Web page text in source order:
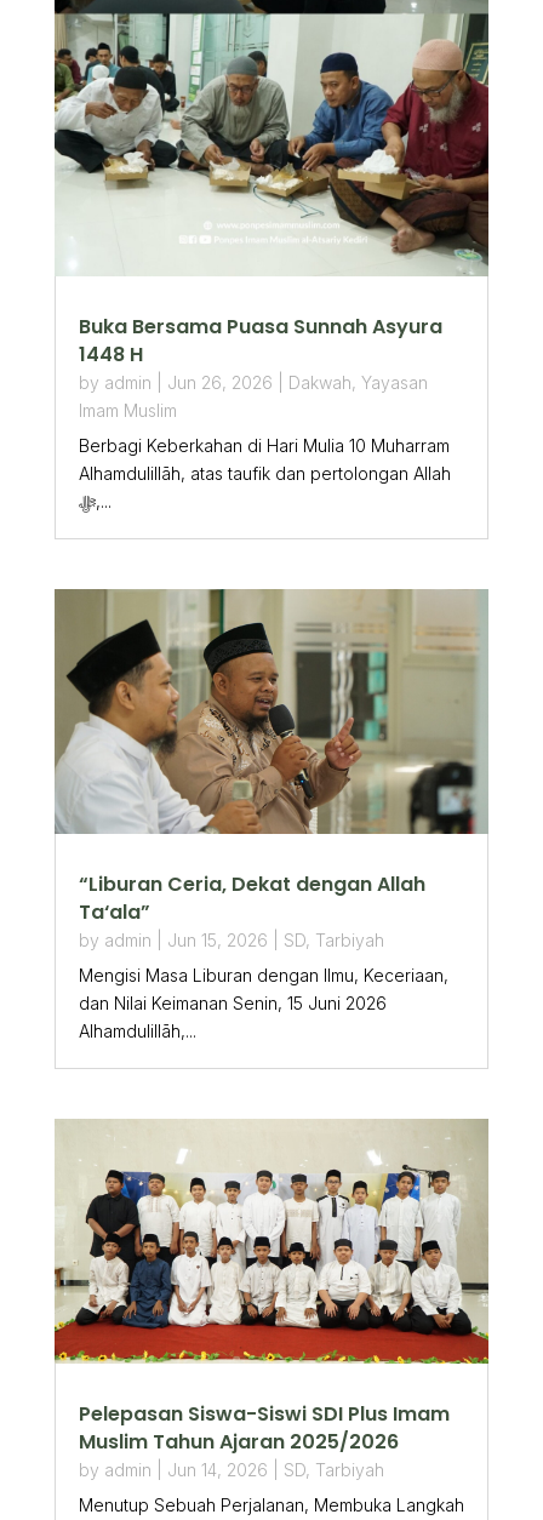
Buka Bersama Puasa Sunnah Asyura
1448 H
by admin Jun 26, 2026 Dakwah, Yayasan
Imam Muslim
Berbagi Keberkahan di Hari Mulia 10 Muharram
Alhamdulillāh, atas taufik dan pertolongan Allah
ﷻ,...
“Liburan Ceria, Dekat dengan Allah
Ta‘ala”
by admin Jun 15, 2026 SD, Tarbiyah
Mengisi Masa Liburan dengan Ilmu, Keceriaan,
dan Nilai Keimanan Senin, 15 Juni 2026
Alhamdulillāh,...
Pelepasan Siswa-Siswi SDI Plus Imam
Muslim Tahun Ajaran 2025/2026
by admin Jun 14, 2026 SD, Tarbiyah
Menutup Sebuah Perjalanan, Membuka Langkah